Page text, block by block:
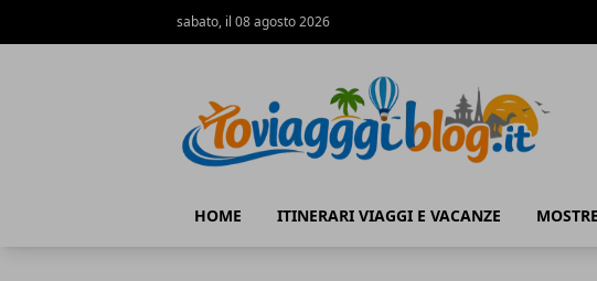
sabato, il 08 agosto 2026
HOME ITINERARI VIAGGI E VACANZE